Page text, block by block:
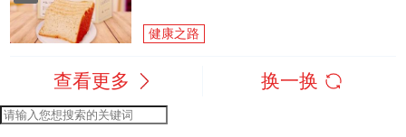
健康之路
查看更多 换一换